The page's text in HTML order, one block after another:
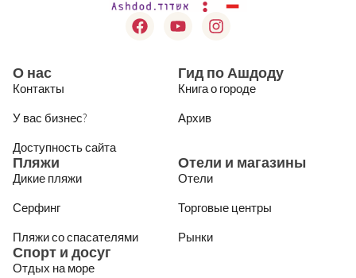
О нас
Контакты
У вас бизнес?
Доступность сайта
Гид по Ашдоду
Книга о городе
Архив
Пляжи
Дикие пляжи
Серфинг
Пляжи со спасателями
Отели и магазины
Отели
Торговые центры
Рынки
Спорт и досуг
Отдых на море